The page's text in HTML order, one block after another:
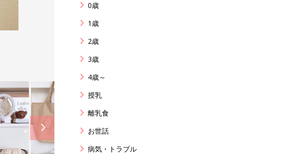
0歳
1歳
2歳
3歳
4歳～
授乳
離乳食
お世話
病気・トラブル